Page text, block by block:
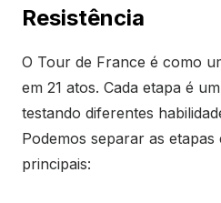
Resistência
O Tour de France é como
em 21 atos. Cada etapa é
testando diferentes
Podemos separar as etapas
principais: